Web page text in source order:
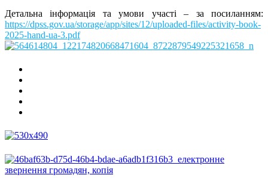
Детальна інформація та умови участі – за посиланням:
https://dpss.gov.ua/storage/app/sites/12/uploaded-files/activity-book-
2025-hand-ua-3.pdf